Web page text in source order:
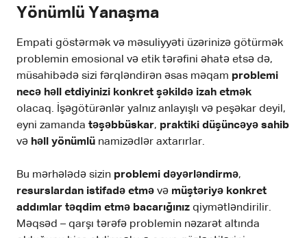
Yönümlü Yanaşma
Empati göstərmək və məsuliyyəti üzərinizə götürmək
problemin emosional və etik tərəfini əhatə etsə də,
müsahibədə sizi fərqləndirən əsas məqam problemi
necə həll etdiyinizi konkret şəkildə izah etmək
olacaq. İşəgötürənlər yalnız anlayışlı və peşəkar deyil,
eyni zamanda təşəbbüskar, praktiki düşüncəyə sahib
və həll yönümlü namizədlər axtarırlar.
Bu mərhələdə sizin problemi dəyərləndirmə,
resurslardan istifadə etmə və müştəriyə konkret
addımlar təqdim etmə bacarığınız qiymətləndirilir.
Məqsəd – qarşı tərəfə problemin nəzarət altında